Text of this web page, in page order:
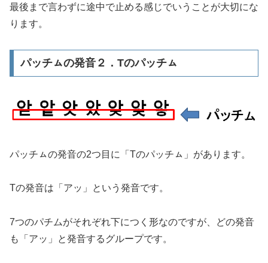
最後まで言わずに途中で止める感じでいうことが大切にな
ります。
パッチㇺの発音２．Tのパッチㇺ
パッチㇺの発音の2つ目に「Tのパッチㇺ」があります。
Tの発音は「アッ」という発音です。
7つのパチムがそれぞれ下につく形なのですが、どの発音
も「アッ」と発音するグループです。